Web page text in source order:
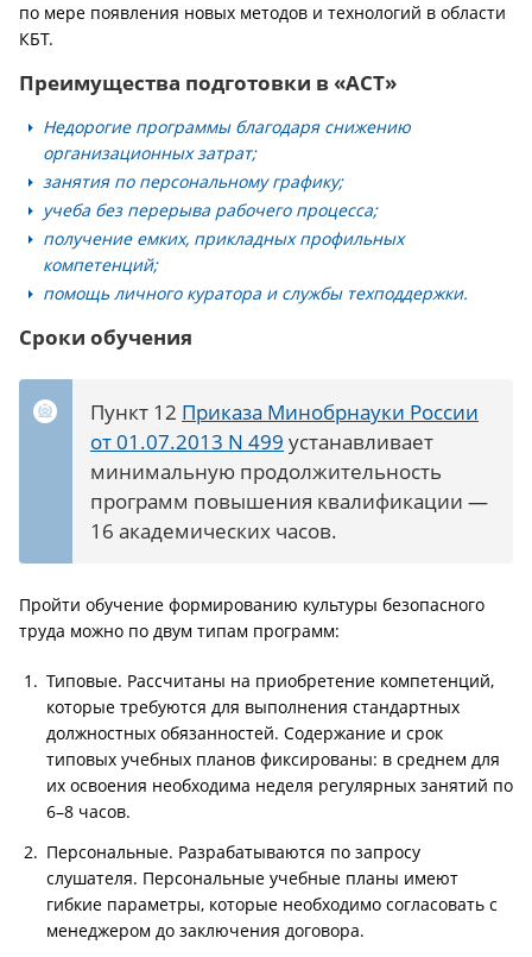
по мере появления новых методов и технологий в области
КБТ.
Преимущества подготовки в «АСТ»
Недорогие программы благодаря снижению
организационных затрат;
занятия по персональному графику;
учеба без перерыва рабочего процесса;
получение емких, прикладных профильных
компетенций;
помощь личного куратора и службы техподдержки.
Сроки обучения
Пункт 12 Приказа Минобрнауки России
от 01.07.2013 N 499 устанавливает
минимальную продолжительность
программ повышения квалификации —
16 академических часов.
Пройти обучение формированию культуры безопасного
труда можно по двум типам программ:
Типовые. Рассчитаны на приобретение компетенций,
которые требуются для выполнения стандартных
должностных обязанностей. Содержание и срок
типовых учебных планов фиксированы: в среднем для
их освоения необходима неделя регулярных занятий по
6–8 часов.
Персональные. Разрабатываются по запросу
слушателя. Персональные учебные планы имеют
гибкие параметры, которые необходимо согласовать с
менеджером до заключения договора.